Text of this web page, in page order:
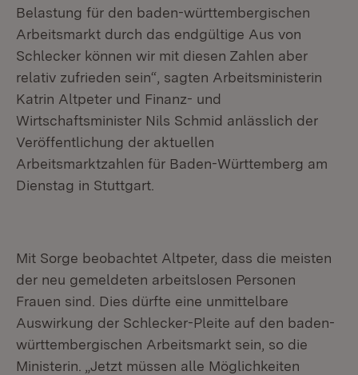
Belastung für den baden-württembergischen
Arbeitsmarkt durch das endgültige Aus von
Schlecker können wir mit diesen Zahlen aber
relativ zufrieden sein“, sagten Arbeitsministerin
Katrin Altpeter und Finanz- und
Wirtschaftsminister Nils Schmid anlässlich der
Veröffentlichung der aktuellen
Arbeitsmarktzahlen für Baden-Württemberg am
Dienstag in Stuttgart.
Mit Sorge beobachtet Altpeter, dass die meisten
der neu gemeldeten arbeitslosen Personen
Frauen sind. Dies dürfte eine unmittelbare
Auswirkung der Schlecker-Pleite auf den baden-
württembergischen Arbeitsmarkt sein, so die
Ministerin. „Jetzt müssen alle Möglichkeiten